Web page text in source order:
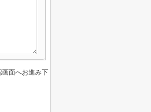
面へお進み下